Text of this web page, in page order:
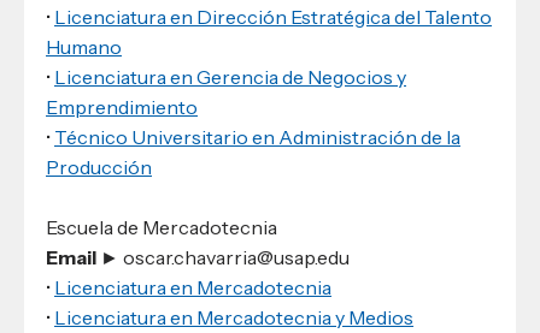
• Licenciatura en Dirección Estratégica del Talento
Humano
• Licenciatura en Gerencia de Negocios y
Emprendimiento
• Técnico Universitario en Administración de la
Producción
Escuela de Mercadotecnia
Email ► oscar.chavarria@usap.edu
• Licenciatura en Mercadotecnia
• Licenciatura en Mercadotecnia y Medios